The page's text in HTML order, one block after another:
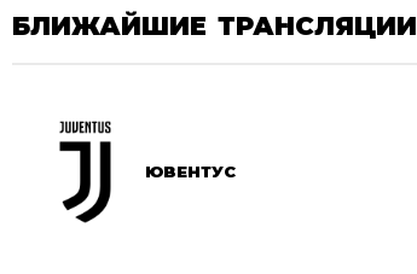
БЛИЖАЙШИЕ ТРАНСЛЯЦИИ
ЮВЕНТУС